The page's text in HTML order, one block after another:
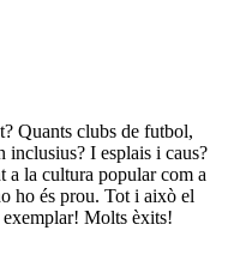
Quants clubs de futbol,
inclusius? I esplais i caus?
a la cultura popular com a
ho és prou. Tot i això el
exemplar! Molts èxits!